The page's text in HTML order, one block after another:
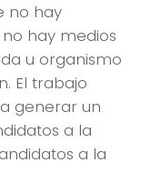
no hay
hay medios
u organismo
El trabajo
generar un
a la
a la